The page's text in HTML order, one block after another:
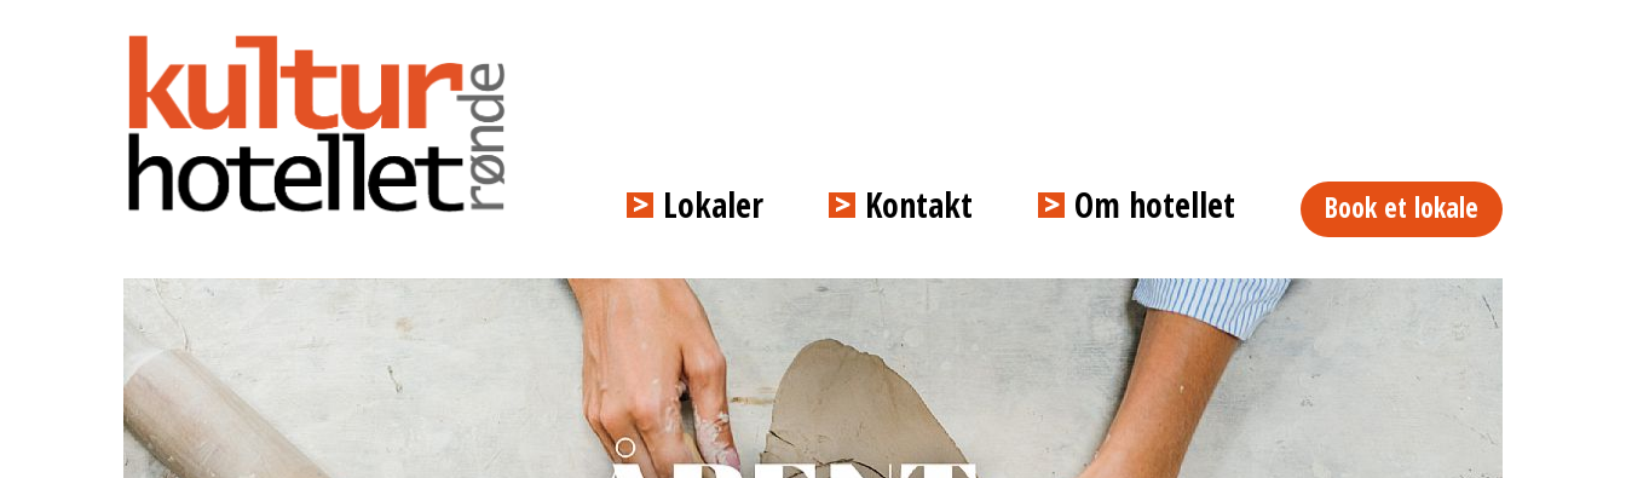
Lokaler Kontakt Om hotellet Book et lokale
Previous Next